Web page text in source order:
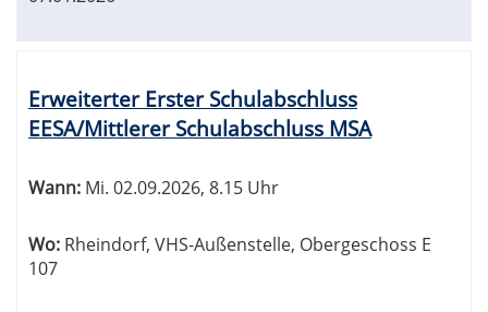
Erweiterter Erster Schulabschluss
EESA/Mittlerer Schulabschluss MSA
Wann: Mi. 02.09.2026, 8.15 Uhr
Wo: Rheindorf, VHS-Außenstelle, Obergeschoss E
107